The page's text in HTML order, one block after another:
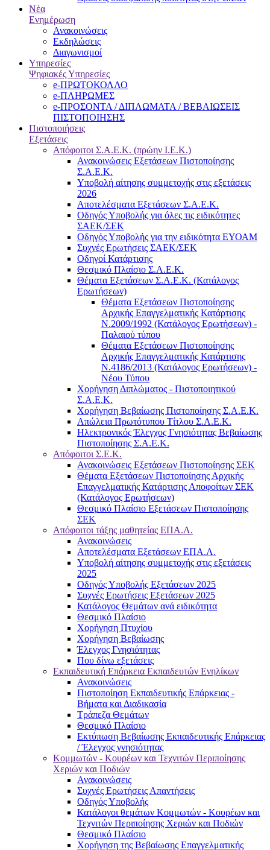
Νέα
Ενημέρωση
Ανακοινώσεις
Εκδηλώσεις
Διαγωνισμοί
Υπηρεσίες
Ψηφιακές Υπηρεσίες
e-ΠΡΩΤΟΚΟΛΛΟ
e-ΠΛΗΡΩΜΕΣ
e-ΠΡΟΣΟΝΤΑ / ΔΙΠΛΩΜΑΤΑ / ΒΕΒΑΙΩΣΕΙΣ
ΠΙΣΤΟΠΟΙΗΣΗΣ
Πιστοποιήσεις
Εξετάσεις
Απόφοιτοι Σ.Α.Ε.Κ. (πρώην Ι.Ε.Κ.)
Ανακοινώσεις Εξετάσεων Πιστοποίησης
Σ.Α.Ε.Κ.
Υποβολή αίτησης συμμετοχής στις εξετάσεις
2026
Αποτελέσματα Εξετάσεων Σ.Α.Ε.Κ.
Οδηγός Υποβολής για όλες τις ειδικότητες
ΣΑΕΚ/ΣΕΚ
Οδηγός Υποβολής για την ειδικότητα ΕΥΟΑΜ
Συχνές Ερωτήσεις ΣΑΕΚ/ΣΕΚ
Οδηγοί Κατάρτισης
Θεσμικό Πλαίσιο Σ.Α.Ε.Κ.
Θέματα Εξετάσεων Σ.Α.Ε.Κ. (Κατάλογος
Ερωτήσεων)
Θέματα Εξετάσεων Πιστοποίησης
Αρχικής Επαγγελματικής Κατάρτισης
Ν.2009/1992 (Κατάλογος Ερωτήσεων) -
Παλαιού τύπου
Θέματα Εξετάσεων Πιστοποίησης
Αρχικής Επαγγελματικής Κατάρτισης
Ν.4186/2013 (Κατάλογος Ερωτήσεων) -
Νέου Τύπου
Χορήγηση Διπλώματος - Πιστοποιητικού
Σ.Α.Ε.Κ.
Χορήγηση Βεβαίωσης Πιστοποίησης Σ.Α.Ε.Κ.
Απώλεια Πρωτότυπου Τίτλου Σ.Α.Ε.Κ.
Ηλεκτρονικός Έλεγχος Γνησιότητας Βεβαίωσης
Πιστοποίησης Σ.Α.Ε.Κ.
Απόφοιτοι Σ.Ε.Κ.
Ανακοινώσεις Εξετάσεων Πιστοποίησης ΣΕΚ
Θέματα Εξετάσεων Πιστοποίησης Αρχικής
Επαγγελματικής Κατάρτισης Αποφοίτων ΣΕΚ
(Κατάλογος Ερωτήσεων)
Θεσμικό Πλαίσιο Εξετάσεων Πιστοποίησης
ΣΕΚ
Απόφοιτοι τάξης μαθητείας ΕΠΑ.Λ.
Ανακοινώσεις
Αποτελέσματα Εξετάσεων ΕΠΑ.Λ.
Υποβολή αίτησης συμμετοχής στις εξετάσεις
2025
Οδηγός Υποβολής Εξετάσεων 2025
Συχνές Ερωτήσεις Εξετάσεων 2025
Κατάλογος Θεμάτων ανά ειδικότητα
Θεσμικό Πλαίσιο
Χορήγηση Πτυχίου
Χορήγηση Βεβαίωσης
Έλεγχος Γνησιότητας
Που δίνω εξετάσεις
Εκπαιδευτική Επάρκεια Εκπαιδευτών Ενηλίκων
Ανακοινώσεις
Πιστοποίηση Εκπαιδευτικής Επάρκειας -
Βήματα και Διαδικασία
Τράπεζα Θεμάτων
Θεσμικό Πλαίσιο
Εκτύπωση Βεβαίωσης Εκπαιδευτικής Επάρκειας
/ Έλεγχος γνησιότητας
Κομμωτών - Κουρέων και Τεχνιτών Περιποίησης
Χεριών και Ποδιών
Ανακοινώσεις
Συχνές Ερωτήσεις Απαντήσεις
Οδηγός Υποβολής
Κατάλογοι θεμάτων Κομμωτών - Κουρέων και
Τεχνιτών Περιποίησης Χεριών και Ποδιών
Θεσμικό Πλαίσιο
Χορήγηση της Βεβαίωσης Επαγγελματικής